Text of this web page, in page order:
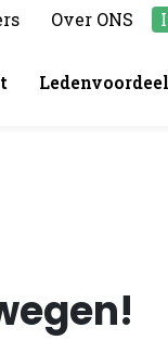
Over ONS
Ledenvoordeel